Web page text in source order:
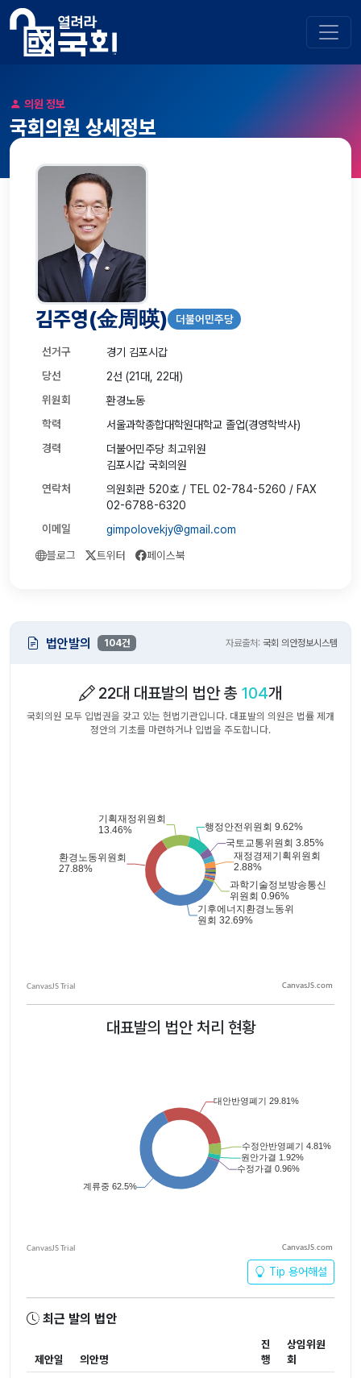
의원 정보
국회의원 상세정보
김주영(金周暎) 더불어민주당
선거구
경기 김포시갑
당선
2선 (21대, 22대)
위원회
환경노동
학력
서울과학종합대학원대학교 졸업(경영학박사)
경력
더불어민주당 최고위원
김포시갑 국회의원
연락처
의원회관 520호 / TEL 02-784-5260 / FAX
02-6788-6320
이메일
gimpolovekjy@gmail.com
블로그
트위터 페이스북
법안발의 104건 자료출처: 국회 의안정보시스템
22대 대표발의 법안 총 104개
국회의원 모두 입법권을 갖고 있는 헌법기관입니다. 대표발의 의원은 법률 제개
정안의 기초를 마련하거나 입법을 주도합니다.
CanvasJS.com
대표발의 법안 처리 현황
CanvasJS.com
Tip 용어해설
최근 발의 법안
제안일 의안명
진
행
상임위원
회